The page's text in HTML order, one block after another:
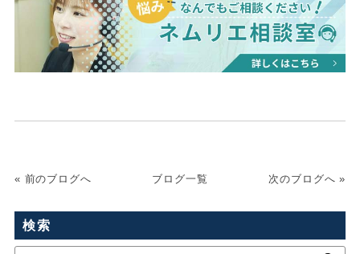
« 前のブログへ ブログ一覧 次のブログへ »
検索